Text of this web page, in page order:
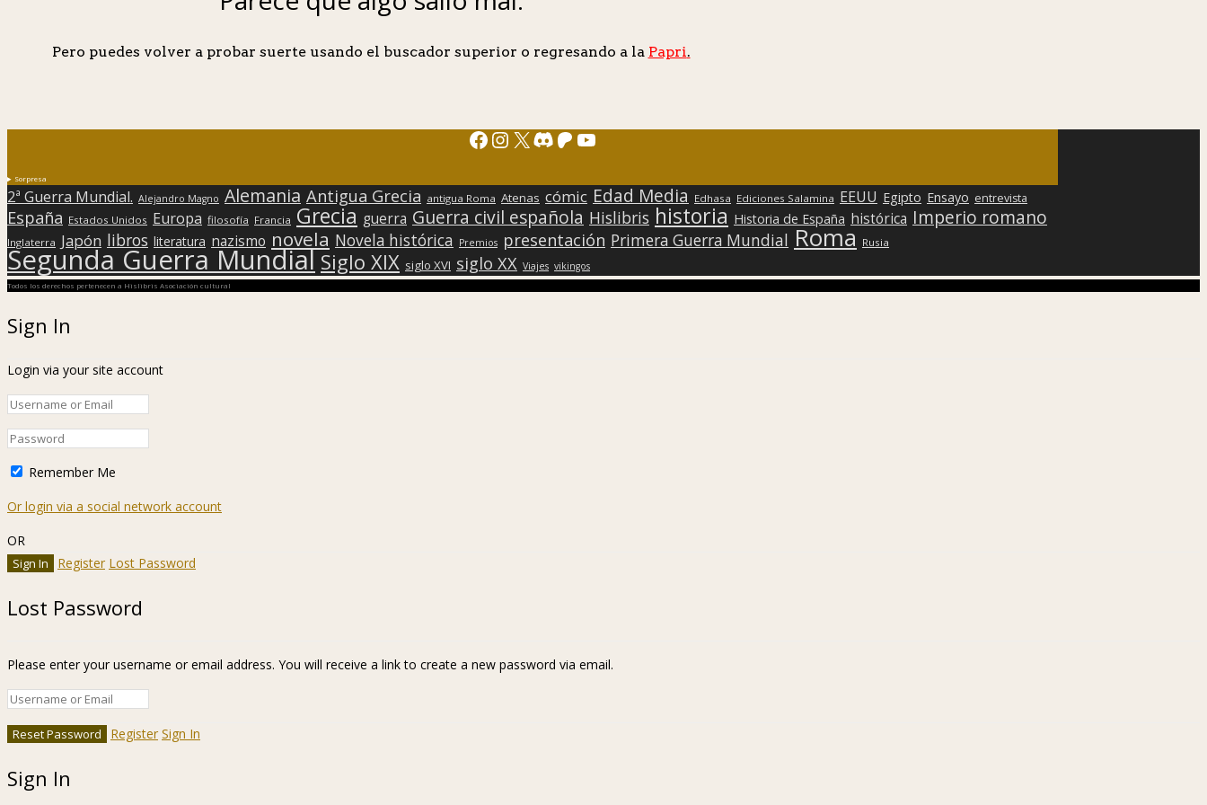
Pero puedes volver a probar suerte usando el buscador superior o regresando a la Papri.
Facebook
Instagram
X Discord
Patreon
YouTube
Sorpresa
2ª Guerra Mundial. Alejandro Magno Alemania Antigua Grecia antigua Roma Atenas cómic Edad Media Edhasa Ediciones Salamina EEUU Egipto Ensayo entrevista
España Estados Unidos Europa filosofía Francia Grecia guerra Guerra civil española Hislibris historia Historia de España histórica Imperio romano
Inglaterra Japón libros literatura nazismo novela Novela histórica Premios presentación Primera Guerra Mundial Roma Rusia
Segunda Guerra Mundial Siglo XIX siglo XVI siglo XX Viajes vikingos
Todos los derechos pertenecen a Hislibris Asociación cultural
Sign In
Login via your site account
Remember Me
Or login via a social network account
OR
Register Lost Password
Lost Password
Please enter your username or email address. You will receive a link to create a new password via email.
Register Sign In
Sign In